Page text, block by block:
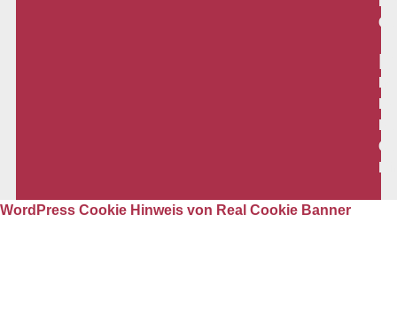
WordPress Cookie Hinweis von Real Cookie Banner